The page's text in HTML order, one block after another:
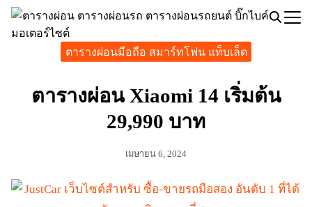
Skip
Search
ตารางผ่อนมือถือ สมาร์ทโฟน แท็บเล็ต
ตารางผ่อน Xiaomi 14 เริ่มต้น
29,990 บาท
เมษายน 6, 2024